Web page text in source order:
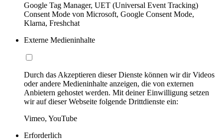
Google Tag Manager, UET (Universal Event Tracking)
Consent Mode von Microsoft, Google Consent Mode,
Klarna, Freshchat
Externe Medieninhalte
Durch das Akzeptieren dieser Dienste können wir dir Videos
oder andere Medieninhalte anzeigen, die von externen
Anbietern gehostet werden. Mit deiner Einwilligung setzen
wir auf dieser Webseite folgende Drittdienste ein:
Vimeo, YouTube
Erforderlich